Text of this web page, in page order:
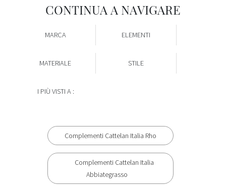
CONTINUA A NAVIGARE
MARCA ELEMENTI
MATERIALE STILE
I PIÙ VISTI A :
Complementi Cattelan Italia Rho
Complementi Cattelan Italia
Abbiategrasso